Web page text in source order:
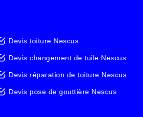
Devis toiture Nescus
Devis changement de tuile Nescus
Devis réparation de toiture Nescus
Devis pose de gouttière Nescus